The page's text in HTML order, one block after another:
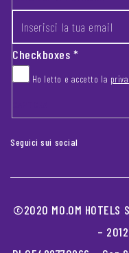
Checkboxes*
Ho letto e accetto la
Seguici sui social
©2020 MO.OM HOTELS
–